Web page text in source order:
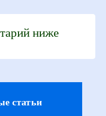
ниже
статьи